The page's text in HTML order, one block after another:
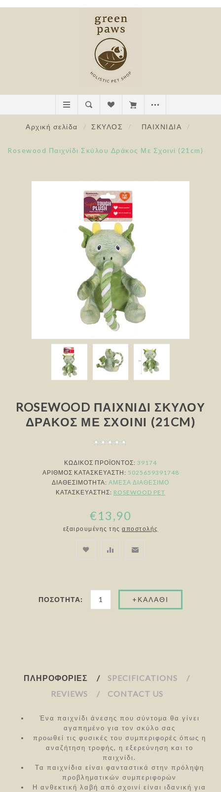
Αρχική σελίδα / ΣΚΥΛΟΣ / ΠΑΙΧΝΙΔΙΑ /
Rosewood Παιχνίδι Σκύλου Δράκος Με Σχοινί (21cm)
ROSEWOOD ΠΑΙΧΝΊΔΙ ΣΚΎΛΟΥ
ΔΡΆΚΟΣ ΜΕ ΣΧΟΙΝΊ (21CM)
ΚΩΔΙΚΟΣ ΠΡΟΪΟΝΤΟΣ: 39174
ΑΡΙΘΜΌΣ ΚΑΤΑΣΚΕΥΑΣΤΉ: 5025659391748
ΔΙΑΘΕΣΙΜΌΤΗΤΑ: ΆΜΕΣΑ ΔΙΑΘΈΣΙΜΟ
ΚΑΤΑΣΚΕΥΑΣΤΉΣ: ROSEWOOD PET
€13,90
εξαιρουμένης της αποστολής
ΠΟΣΌΤΗΤΑ:
ΠΛΗΡΟΦΟΡΊΕΣ
SPECIFICATIONS
REVIEWS
CONTACT US
Ένα παιχνίδι άνεσης που σύντομα θα γίνει
αγαπημένο για τον σκύλο σας
προωθεί τις φυσικές του συμπεριφορές όπως η
αναζήτηση τροφής, η εξερεύνηση και το
παιχνίδι.
Τα παιχνίδια είναι φανταστικά στην πρόληψη
προβληματικών συμπεριφορών
Η ανθεκτική λαβή από σχοινί είναι ιδανική για